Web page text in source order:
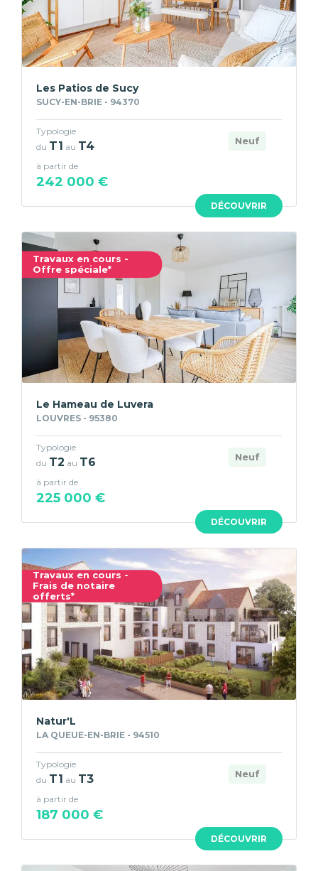
DÉCOUVRIR
Les Patios de Sucy
SUCY-EN-BRIE - 94370
Neuf
Typologie
du T1 au T4
à partir de
242 000 €
Travaux en cours -
Offre spéciale*
DÉCOUVRIR
Le Hameau de Luvera
LOUVRES - 95380
Neuf
Typologie
du T2 au T6
à partir de
225 000 €
Travaux en cours -
Frais de notaire
offerts*
DÉCOUVRIR
Natur'L
LA QUEUE-EN-BRIE - 94510
Neuf
Typologie
du T1 au T3
à partir de
187 000 €